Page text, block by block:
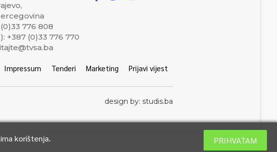
776 808
+387 (0)33 776 770
Impressum Tenderi Marketing Prijavi vijest
design by: studis.ba
korištenja. PRIHVATAM